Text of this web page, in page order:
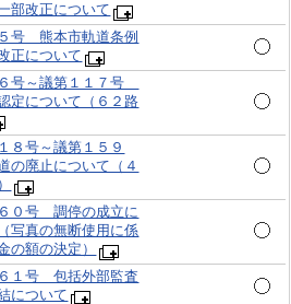
部改正について
号 熊本市軌道条例
正について
号～議第１１７号
定について（６２路
８号～議第１５９
廃止について（４
０号 調停の成立に
写真の無断使用に係
の額の決定）
１号 包括外部監査
について